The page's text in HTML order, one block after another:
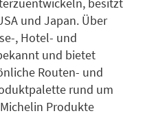
und Japan. Über
, Hotel- und
und bietet
Routen- und
rund um
Produkte